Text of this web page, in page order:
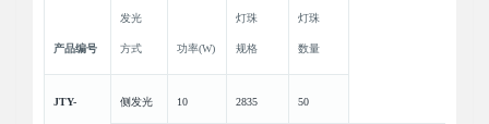
产品编号
发光
方式 功率(W)
灯珠
规格
灯珠
数量
JTY- 侧发光 10 2835 50